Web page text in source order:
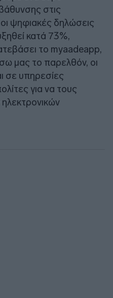
στις
ψηφιακές δηλώσεις
κατά 73%,
το myaadeapp,
μας το παρελθόν, οι
σε υπηρεσίες
για να τους